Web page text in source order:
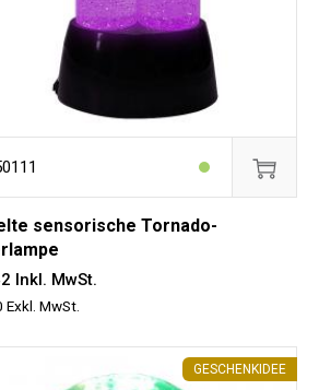
sensorische Tornado-
Inkl. MwSt.
Exkl. MwSt.
GESCHENKIDEE